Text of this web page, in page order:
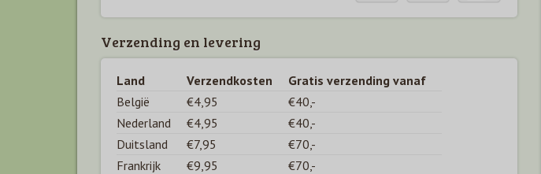
Verzending en levering
Land Verzendkosten
Gratis verzending vanaf
België
€4,95
€40,-
Nederland
€4,95
€40,-
Duitsland
€7,95
€70,-
Frankrijk
€9,95
€70,-